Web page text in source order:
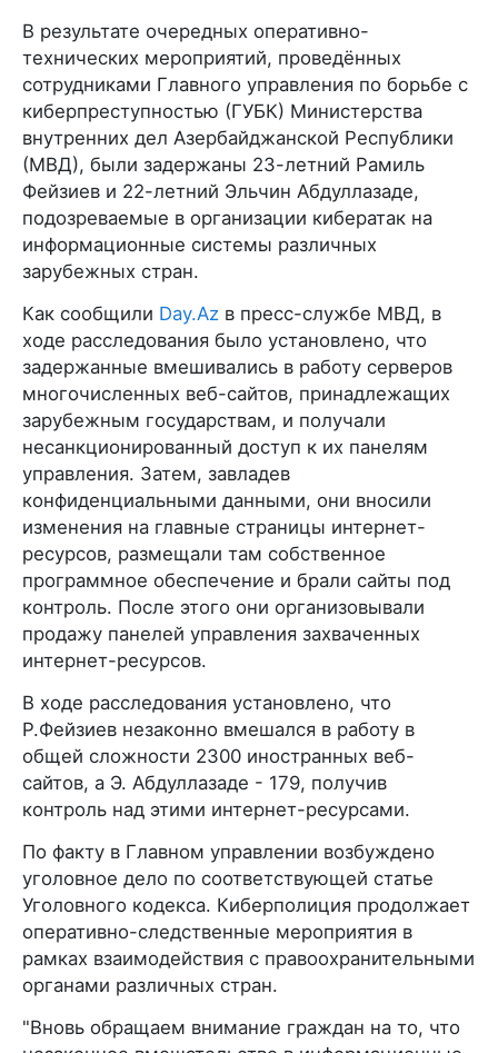
В результате очередных оперативно-
технических мероприятий, проведённых
сотрудниками Главного управления по борьбе с
киберпреступностью (ГУБК) Министерства
внутренних дел Азербайджанской Республики
(МВД), были задержаны 23-летний Рамиль
Фейзиев и 22-летний Эльчин Абдуллазаде,
подозреваемые в организации кибератак на
информационные системы различных
зарубежных стран.
Как сообщили Day.Az в пресс-службе МВД, в
ходе расследования было установлено, что
задержанные вмешивались в работу серверов
многочисленных веб-сайтов, принадлежащих
зарубежным государствам, и получали
несанкционированный доступ к их панелям
управления. Затем, завладев
конфиденциальными данными, они вносили
изменения на главные страницы интернет-
ресурсов, размещали там собственное
программное обеспечение и брали сайты под
контроль. После этого они организовывали
продажу панелей управления захваченных
интернет-ресурсов.
В ходе расследования установлено, что
Р.Фейзиев незаконно вмешался в работу в
общей сложности 2300 иностранных веб-
сайтов, а Э. Абдуллазаде - 179, получив
контроль над этими интернет-ресурсами.
По факту в Главном управлении возбуждено
уголовное дело по соответствующей статье
Уголовного кодекса. Киберполиция продолжает
оперативно-следственные мероприятия в
рамках взаимодействия с правоохранительными
органами различных стран.
"Вновь обращаем внимание граждан на то, что